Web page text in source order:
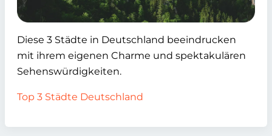
Diese 3 Städte in Deutschland beeindrucken
mit ihrem eigenen Charme und spektakulären
Sehenswürdigkeiten.
Top 3 Städte Deutschland